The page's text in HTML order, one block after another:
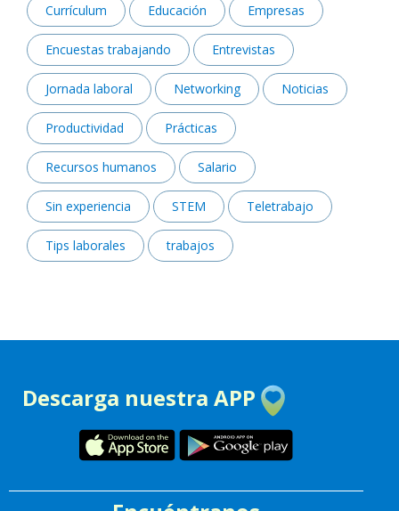
Currículum Educación Empresas
Encuestas trabajando Entrevistas
Jornada laboral Networking Noticias
Productividad Prácticas
Recursos humanos Salario
Sin experiencia STEM Teletrabajo
Tips laborales trabajos
Descarga nuestra APP